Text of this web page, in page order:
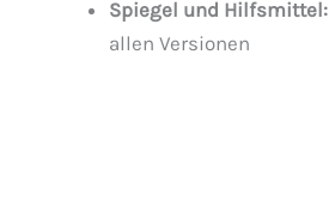
Spiegel und Hilfsmittel:
allen Versionen